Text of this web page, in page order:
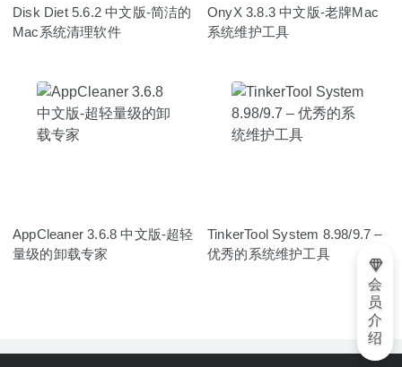
Disk Diet 5.6.2 中文版-简洁的
Mac系统清理软件
OnyX 3.8.3 中文版-老牌Mac
系统维护工具
AppCleaner 3.6.8 中文版-超轻
量级的卸载专家
TinkerTool System 8.98/9.7 –
优秀的系统维护工具
会
员
介
绍